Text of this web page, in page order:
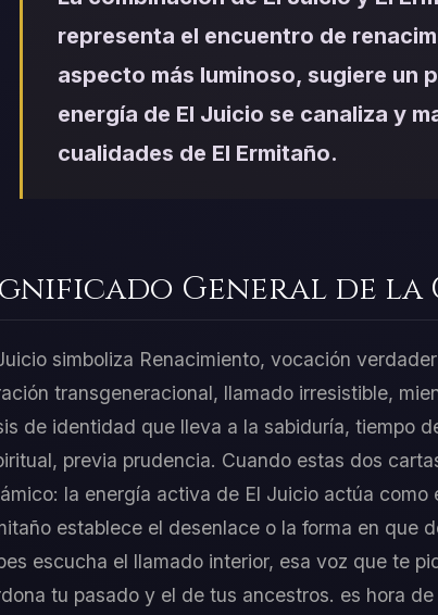
representa el encuentro de
aspecto más luminoso, sugiere un
energía de El Juicio se canaliza y
cualidades de El Ermitaño.
General de la
simboliza Renacimiento, vocación
transgeneracional, llamado irresistible,
de identidad que lleva a la sabiduría, tiempo
previa prudencia. Cuando estas dos
la energía activa de El Juicio actúa
establece el desenlace o la forma en que
escucha el llamado interior, esa voz que te
tu pasado y el de tus ancestros. es hora